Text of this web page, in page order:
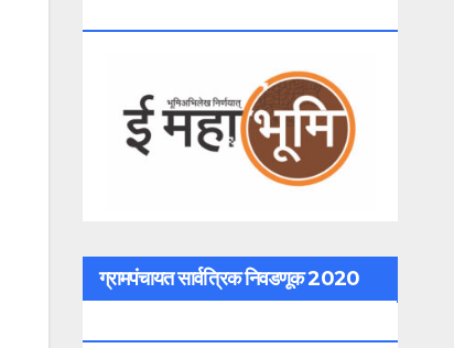
ग्रामपंचायत सार्वत्रिक निवडणूक 2020